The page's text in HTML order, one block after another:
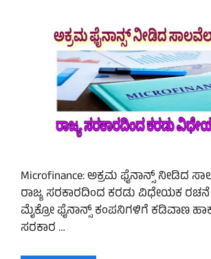
Microfinance: ಅಕ್ರಮ ಫೈನಾನ್ಸ್ ನೀಡಿದ
ರಾಜ್ಯ ಸರಕಾರದಿಂದ ಕರಡು ವಿಧೇಯಕ ರಚನೆ
ಮೈಕ್ರೋ ಫೈನಾನ್ಸ್ ಕಂಪನಿಗಳಿಗೆ ಕಡಿವಾಣ
ಸರಕಾರ …